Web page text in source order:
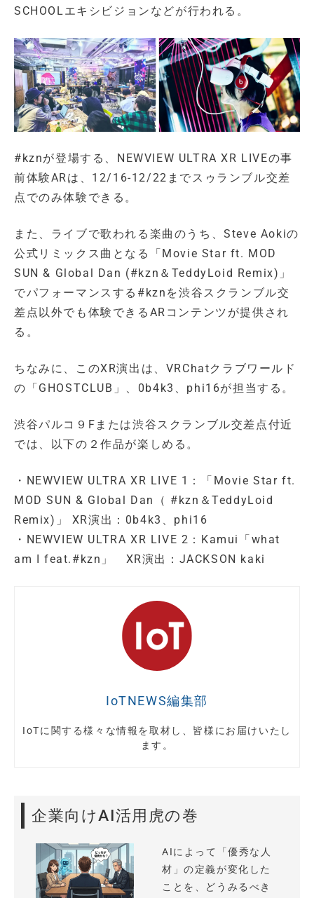
SCHOOLエキシビジョンなどが行われる。
#kznが登場する、NEWVIEW ULTRA XR LIVEの事
前体験ARは、12/16-12/22までスゥランブル交差
点でのみ体験できる。
また、ライブで歌われる楽曲のうち、Steve Aokiの
公式リミックス曲となる「Movie Star ft. MOD
SUN & Global Dan (#kzn＆TeddyLoid Remix)」
でパフォーマンスする#kznを渋谷スクランブル交
差点以外でも体験できるARコンテンツが提供され
る。
ちなみに、このXR演出は、VRChatクラブワールド
の「GHOSTCLUB」、0b4k3、phi16が担当する。
渋谷パルコ９Fまたは渋谷スクランブル交差点付近
では、以下の２作品が楽しめる。
・NEWVIEW ULTRA XR LIVE 1：「Movie Star ft.
MOD SUN & Global Dan（ #kzn＆TeddyLoid
Remix)」 XR演出：0b4k3、phi16
・NEWVIEW ULTRA XR LIVE 2：Kamui「what
am I feat.#kzn」 XR演出：JACKSON kaki
IoTNEWS編集部
IoTに関する様々な情報を取材し、皆様にお届けいたし
ます。
企業向けAI活用虎の巻
AIによって「優秀な人
材」の定義が変化した
ことを、どうみるべき